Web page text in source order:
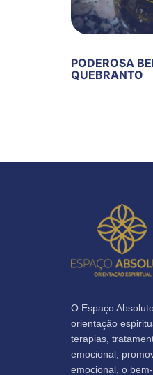
PODEROSA
QUEBRANTO
O Espaço
orientação
terapias,
emocional,
emocional, o